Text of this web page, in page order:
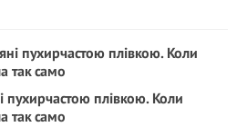
пухирчастою плівкою. Коли
так само